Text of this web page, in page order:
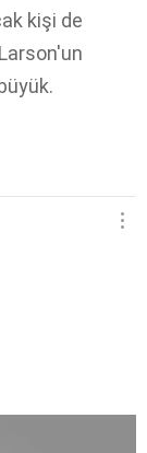
kişi de